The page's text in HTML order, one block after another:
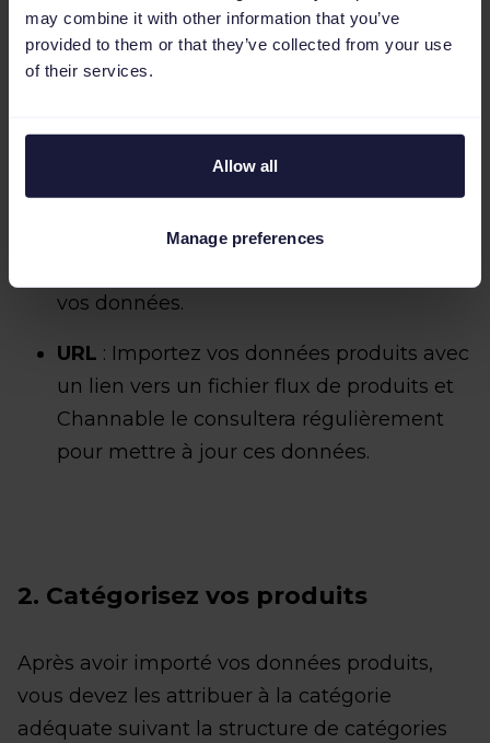
may combine it with other information that you’ve
provided to them or that they’ve collected from your use
of their services.
Allow all
Manage preferences
Intégration directe: Intégrez votre
à Channable par le biais d’un plugin ou
Importation de données: Utilisez un
vos données.
URL : Importez vos données produits avec
un lien vers un fichier flux de produits et
Channable le consultera régulièrement
pour mettre à jour ces données.
2. Catégorisez vos produits
Après avoir importé vos données produits,
vous devez les attribuer à la catégorie
adéquate suivant la structure de catégories